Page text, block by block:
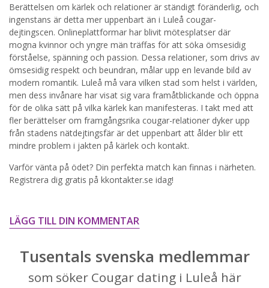
Genom att registrera godkänner jagVillkorenoch
Sekretesspolicyn. Jag godkänner att ta emot information och
reklam via e-post från hemsidans operatörer. Jag kan dra
tillbaka godkännande när jag vill.
STARTA NU!
Berättelsen om kärlek och relationer är ständigt föränderlig, och
ingenstans är detta mer uppenbart än i Luleå cougar-
dejtingscen. Onlineplattformar har blivit mötesplatser där
mogna kvinnor och yngre män träffas för att söka ömsesidig
förståelse, spänning och passion. Dessa relationer, som drivs av
ömsesidig respekt och beundran, målar upp en levande bild av
modern romantik. Luleå må vara vilken stad som helst i världen,
men dess invånare har visat sig vara framåtblickande och öppna
för de olika sätt på vilka kärlek kan manifesteras. I takt med att
fler berättelser om framgångsrika cougar-relationer dyker upp
från stadens nätdejtingsfär är det uppenbart att ålder blir ett
mindre problem i jakten på kärlek och kontakt.
Varför vänta på ödet? Din perfekta match kan finnas i närheten.
Registrera dig gratis på kkontakter.se idag!
LÄGG TILL DIN KOMMENTAR
Tusentals svenska medlemmar
som söker Cougar dating i Luleå här